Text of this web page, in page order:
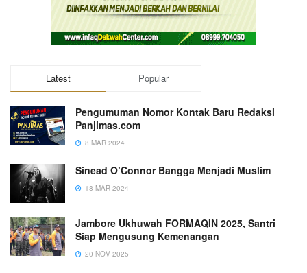
Latest Popular
Pengumuman Nomor Kontak Baru Redaksi
Panjimas.com
8 MAR 2024
Sinead O’Connor Bangga Menjadi Muslim
18 MAR 2024
Jambore Ukhuwah FORMAQIN 2025, Santri
Siap Mengusung Kemenangan
20 NOV 2025